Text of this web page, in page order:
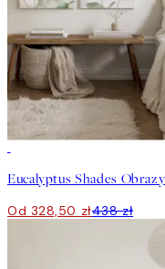
Od 328,50 zł438 zł